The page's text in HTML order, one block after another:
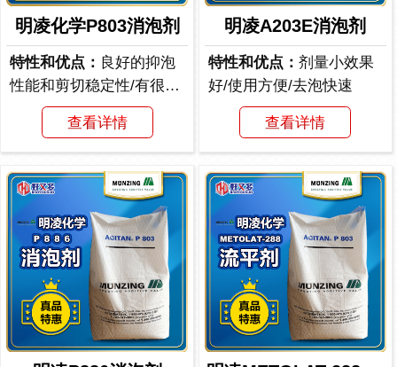
明凌化学P803消泡剂
特性和优点： 良好的抑泡
性能和剪切稳定性/有很好
的流平效果/表现出...
查看详情
明凌A203E消泡剂
特性和优点： 剂量小效果
好/使用方便/去泡快速
查看详情